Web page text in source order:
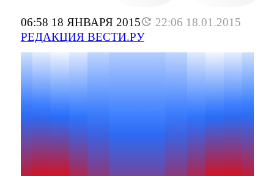
06:58 18 ЯНВАРЯ 2015
22:06 18.01.2015
РЕДАКЦИЯ ВЕСТИ.РУ